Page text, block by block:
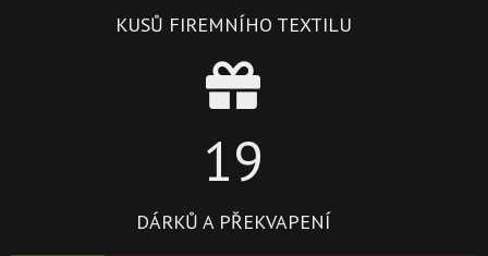
KUSŮ FIREMNÍHO TEXTILU
19
DÁRKŮ A PŘEKVAPENÍ